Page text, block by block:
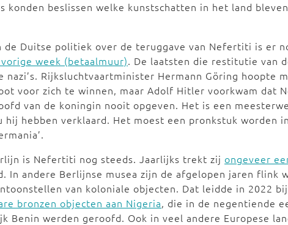
konden beslissen welke kunstschatten in het land
de Duitse politiek over de teruggave van Nefertiti is er
week (betaalmuur). De laatsten die restitutie van
nazi’s. Rijksluchtvaartminister Hermann Göring hoopte
voor zich te winnen, maar Adolf Hitler voorkwam dat
van de koningin nooit opgeven. Het is een
hij hebben verklaard. Het moest een pronkstuk worden
is Nefertiti nog steeds. Jaarlijks trekt zij ongeveer
In andere Berlijnse musea zijn de afgelopen jaren flink
van koloniale objecten. Dat leidde in 2022
bronzen objecten aan Nigeria, die in de negentiende
Benin werden geroofd. Ook in veel andere Europese